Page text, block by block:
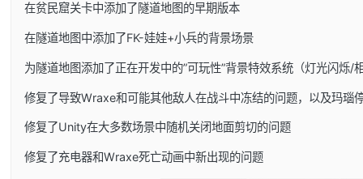
在贫民窟关卡中添加了隧道地图的早期版本
在隧道地图中添加了FK-娃娃+小兵的背景场景
为隧道地图添加了正在开发中的”可玩性”背景特效系统（灯光闪烁/
修复了导致Wraxe和可能其他敌人在战斗中冻结的问题，以及玛瑙
修复了Unity在大多数场景中随机关闭地面剪切的问题
修复了充电器和Wraxe死亡动画中新出现的问题